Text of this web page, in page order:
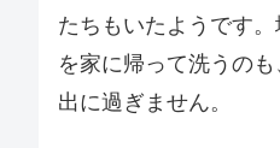
たちもいたようです
を家に帰って洗うの
出に過ぎません。